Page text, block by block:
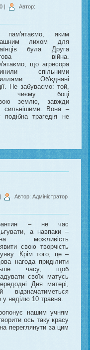
|
Автор:
пам'ятаємо, яким
лихом для
була Друга
війна.
що агресора
спільними
Об'єднані
Не забуваємо: той,
чиєму боці
землю, завжди
сильнішими. Вона –
трагедія не
|
Автор: Адміністратор
– не час
а навпаки –
можливість
свою творчість
Крім того, це –
нагода приділити
часу, щоб
своїх матусь
Дня матері,
відзначатиметься
у неділю 10 травня.
нашим учням
ось таку красу
переглянути за цим